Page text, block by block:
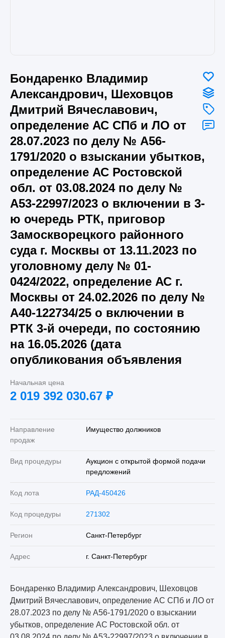
Бондаренко Владимир
Александрович, Шеховцов
Дмитрий Вячеславович,
определение АС СПб и ЛО от
28.07.2023 по делу № А56-
1791/2020 о взыскании убытков,
определение АС Ростовской
обл. от 03.08.2024 по делу №
А53-22997/2023 о включении в 3-
ю очередь РТК, приговор
Замоскворецкого районного
суда г. Москвы от 13.11.2023 по
уголовному делу № 01-
0424/2022, определение АС г.
Москвы от 24.02.2026 по делу №
А40-122734/25 о включении в
РТК 3-й очереди, по состоянию
на 16.05.2026 (дата
опубликования объявления
Начальная цена
2 019 392 030.67 ₽
Направление
продаж
Имущество должников
Вид процедуры
Аукцион с открытой формой подачи
предложений
Код лота РАД-450426
Код процедуры 271302
Регион Санкт-Петербург
Адрес г. Санкт-Петербург
Бондаренко Владимир Александрович, Шеховцов
Дмитрий Вячеславович, определение АС СПб и ЛО от
28.07.2023 по делу № А56-1791/2020 о взыскании
убытков, определение АС Ростовской обл. от